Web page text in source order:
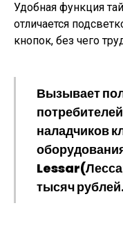
Удобная функция
отличается
кнопок, без чего
Вызывает
наладчиков
тысяч